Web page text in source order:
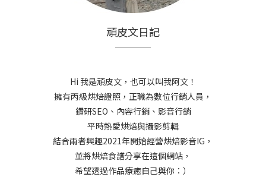
頑皮文日記
Hi 我是頑皮文，也可以叫我阿文！
擁有丙級烘焙證照，正職為數位行銷人員，
鑽研SEO、內容行銷、影音行銷
平時熱愛烘焙與攝影剪輯
結合兩者興趣2021年開始經營烘焙影音IG，
並將烘焙食譜分享在這個網站，
希望透過作品療癒自己與你：）